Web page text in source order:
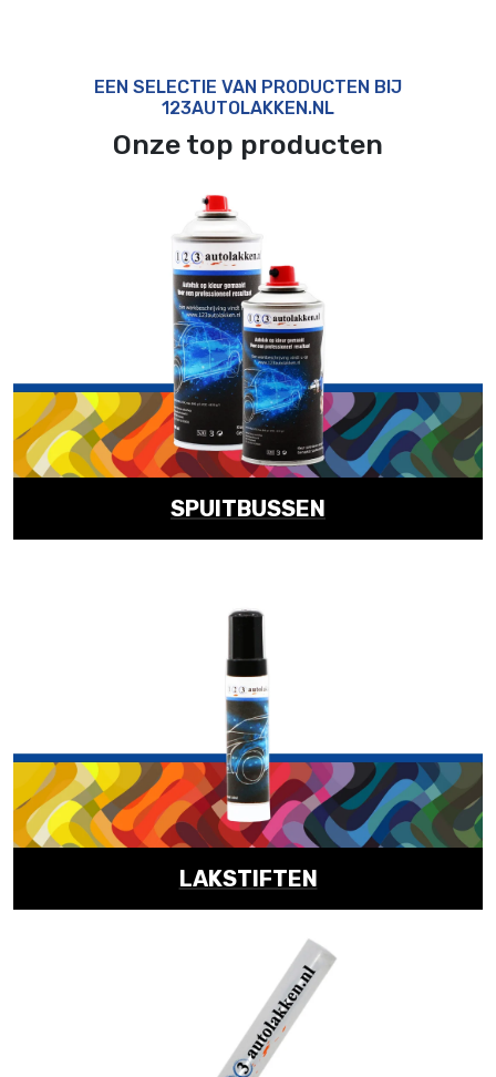
EEN SELECTIE VAN PRODUCTEN BIJ
123AUTOLAKKEN.NL
Onze top producten
SPUITBUSSEN
LAKSTIFTEN